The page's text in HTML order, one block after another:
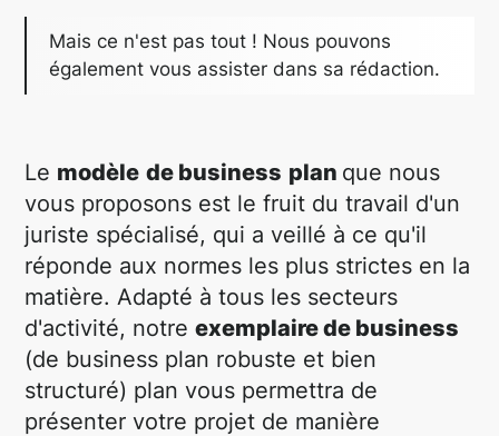
Mais ce n'est pas tout ! Nous pouvons
également vous assister dans sa rédaction.
Le modèle de business plan que nous
vous proposons est le fruit du travail d'un
juriste spécialisé, qui a veillé à ce qu'il
réponde aux normes les plus strictes en la
matière. Adapté à tous les secteurs
d'activité, notreexemplaire de business
(de business plan robuste et bien
structuré) plan vous permettra de
présenter votre projet de manière